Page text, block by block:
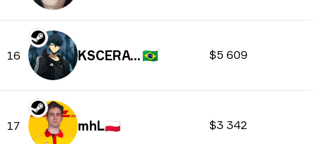
16 KSCERATO 🇧🇷 $5 609
17 mhL🇵🇱 $3 342